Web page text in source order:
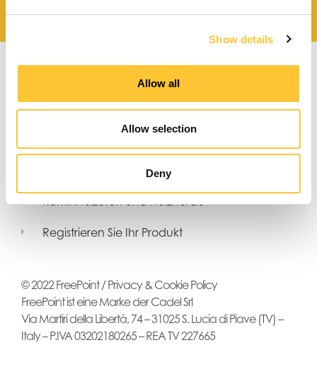
Show details
Allow all
Allow selection
Deny
Pelletöfen mit Zwangsbelüftung
Kanalisierbare Pelletöfen
Wasserführende Pelletöfen
Kaminholzöfen und Holzherde
Registrieren Sie Ihr Produkt
© 2022 FreePoint /Privacy & Cookie Policy
FreePoint ist eine Marke der Cadel Srl
Via Martiri della Libertà, 74 – 31025 S. Lucia di Piave (TV) –
Italy – P.IVA 03202180265 – REA TV 227665